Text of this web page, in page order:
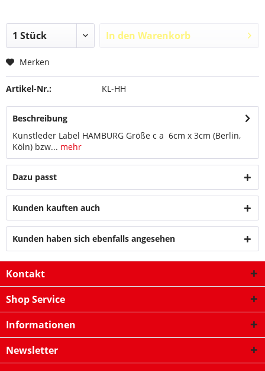
In den Warenkorb
Merken
Artikel-Nr.: KL-HH
Beschreibung
Kunstleder Label HAMBURG Größe c a 6cm x 3cm (Berlin,
Köln) bzw... mehr
Dazu passt
Kunden kauften auch
Kunden haben sich ebenfalls angesehen
Kontakt
Shop Service
Informationen
Newsletter